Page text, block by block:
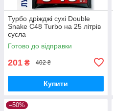
Турбо дріжджі сухі Double
Snake C48 Turbo на 25 літрів
сусла
Готово до відправки
201 ₴ 402 ₴
Купити
–50%